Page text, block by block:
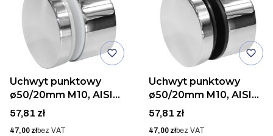
Uchwyt punktowy
ø50/20mm M10, AISI
304, POLER
Cena
57,81 zł
Cena
47,00 złbez VAT
Uchwyt punktowy
ø50/20mm M10, AISI
304, POLER
Cena
57,81 zł
Cena
47,00 złbez VAT